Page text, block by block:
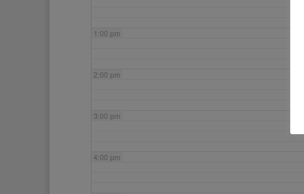
1:00 pm
2:00 pm
3:00 pm
4:00 pm